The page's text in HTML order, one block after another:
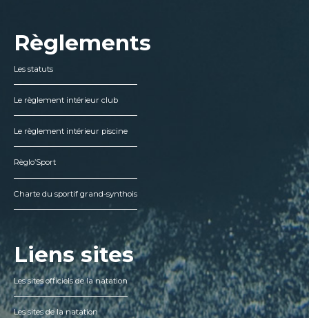
Règlements
Les statuts
Le règlement intérieur club
Le règlement intérieur piscine
Règlo’Sport
Charte du sportif grand-synthois
Liens sites
Les sites officiels de la natation
Les sites de la natation